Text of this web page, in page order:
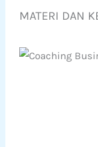
MATERI DAN